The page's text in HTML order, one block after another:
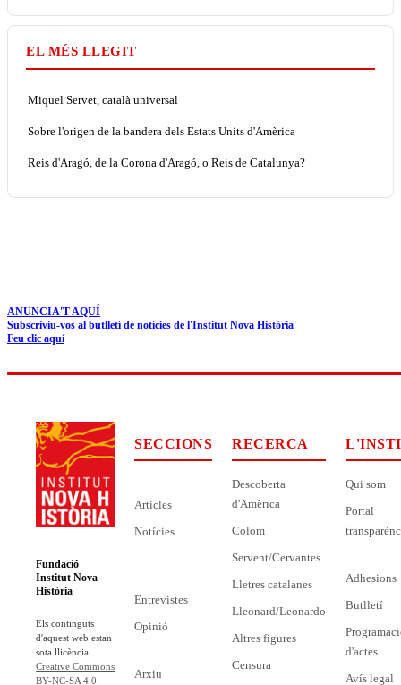
EL MÉS LLEGIT
Miquel Servet, català universal
Sobre l'origen de la bandera dels Estats Units d'Amèrica
Reis d'Aragó, de la Corona d'Aragó, o Reis de Catalunya?
ANUNCIA'T AQUÍ
Subscriviu-vos al butlletí de notícies de l'Institut Nova Història
Feu clic aquí
Fundació
Institut Nova
Història
Els continguts
d'aquest web estan
sota llicència
Creative Commons
BY-NC-SA 4.0
SECCIONS
Articles
Notícies
Entrevistes
Opinió
Arxiu
RECERCA
Descoberta
d'Amèrica
Colom
Servent/Cervantes
Lletres catalanes
Lleonard/Leonardo
Altres figures
Censura
Qui som
Portal
Adhesions
Butlletí
d'actes
Avís legal